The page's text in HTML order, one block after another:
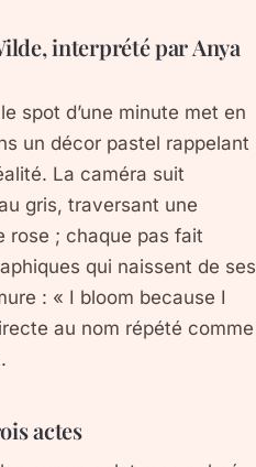
interprété par Anya
spot d’une minute met en
un décor pastel rappelant
La caméra suit
gris, traversant une
rose ; chaque pas fait
qui naissent de ses
: « I bloom because I
au nom répété comme
actes